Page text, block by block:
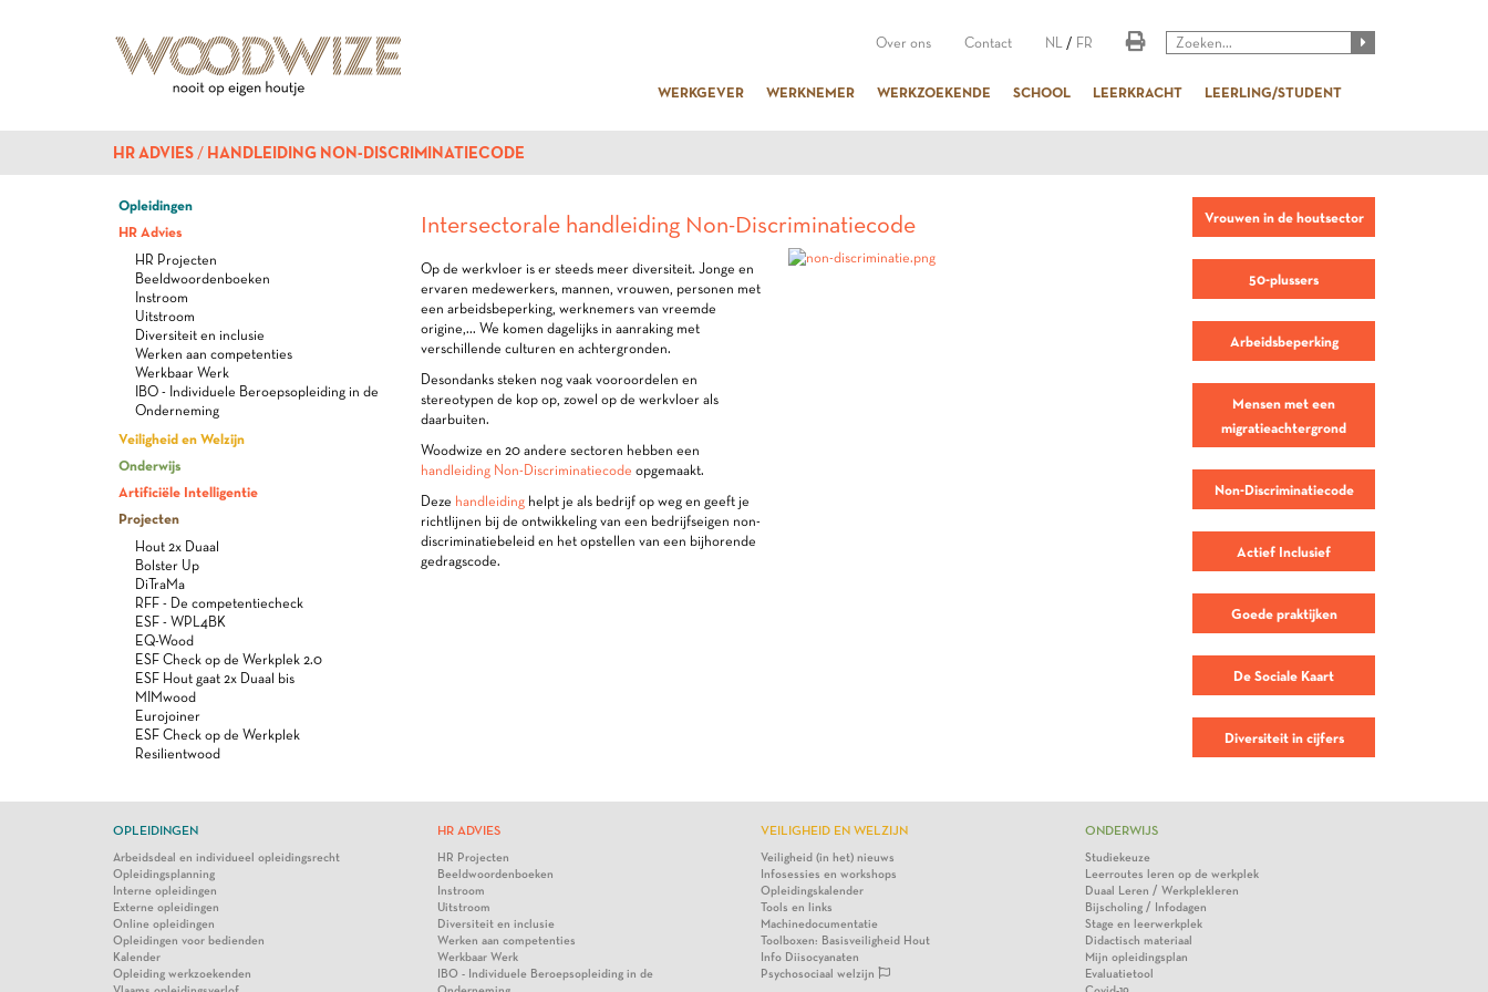
Over ons Contact NL / FR
WERKGEVER WERKNEMER WERKZOEKENDE SCHOOL LEERKRACHT LEERLING/STUDENT
HR ADVIES HANDLEIDING NON-DISCRIMINATIECODE
Opleidingen
HR Advies
HR Projecten
Beeldwoordenboeken
Instroom
Uitstroom
Diversiteit en inclusie
Werken aan competenties
Werkbaar Werk
IBO - Individuele Beroepsopleiding in de
Onderneming
Veiligheid en Welzijn
Onderwijs
Artificiële Intelligentie
Projecten
Hout 2x Duaal
Bolster Up
DiTraMa
RFF - De competentiecheck
ESF - WPL4BK
EQ-Wood
ESF Check op de Werkplek 2.0
ESF Hout gaat 2x Duaal bis
MIMwood
Eurojoiner
ESF Check op de Werkplek
Resilientwood
Intersectorale handleiding Non-Discriminatiecode
Op de werkvloer is er steeds meer diversiteit. Jonge en
ervaren medewerkers, mannen, vrouwen, personen met
een arbeidsbeperking, werknemers van vreemde
origine,... We komen dagelijks in aanraking met
verschillende culturen en achtergronden.
Desondanks steken nog vaak vooroordelen en
stereotypen de kop op, zowel op de werkvloer als
daarbuiten.
Woodwize en 20 andere sectoren hebben een
handleiding Non-Discriminatiecode opgemaakt.
Deze handleidinghelpt je als bedrijf op weg en geeft je
richtlijnen bij de ontwikkeling van een bedrijfseigen non-
discriminatiebeleid en het opstellen van een bijhorende
gedragscode.
Vrouwen in de houtsector
50-plussers
Arbeidsbeperking
Mensen met een
migratieachtergrond
Non-Discriminatiecode
Actief Inclusief
Goede praktijken
De Sociale Kaart
Diversiteit in cijfers
OPLEIDINGEN
Arbeidsdeal en individueel opleidingsrecht
Opleidingsplanning
Interne opleidingen
Externe opleidingen
Online opleidingen
Opleidingen voor bedienden
Kalender
Opleiding werkzoekenden
HR ADVIES
HR Projecten
Beeldwoordenboeken
Instroom
Uitstroom
Diversiteit en inclusie
Werken aan competenties
Werkbaar Werk
IBO - Individuele Beroepsopleiding in de
VEILIGHEID EN WELZIJN
Veiligheid (in het) nieuws
Infosessies en workshops
Opleidingskalender
Tools en links
Machinedocumentatie
Toolboxen: Basisveiligheid Hout
Info Diisocyanaten
Psychosociaal welzijn
ONDERWIJS
Studiekeuze
Leerroutes leren op de werkplek
Duaal Leren / Werkplekleren
Bijscholing / Infodagen
Stage en leerwerkplek
Didactisch materiaal
Mijn opleidingsplan
Evaluatietool